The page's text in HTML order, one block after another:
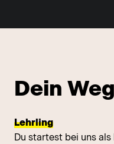
Dein
Lehrling
Du startest bei uns